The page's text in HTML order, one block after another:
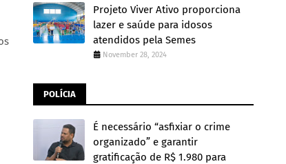
Projeto Viver Ativo proporciona
lazer e saúde para idosos
atendidos pela Semes
November 28, 2024
POLÍCIA
É necessário “asfixiar o crime
organizado” e garantir
gratificação de R$ 1.980 para